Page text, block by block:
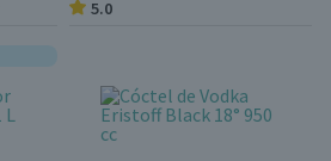
5.0